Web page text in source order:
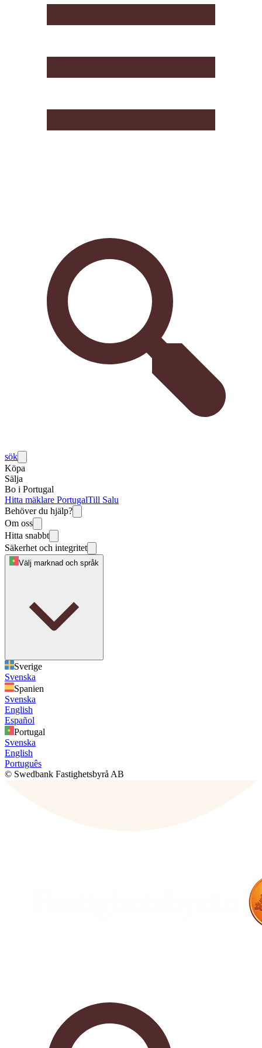
sök
Köpa
Sälja
Bo i Portugal
Hitta mäklare PortugalTill Salu
Behöver du hjälp?
Om oss
Hitta snabbt
Säkerhet och integritet
Välj marknad och språk
Sverige
Svenska
Spanien
Svenska
English
Español
Portugal
Svenska
English
Português
© Swedbank Fastighetsbyrå AB